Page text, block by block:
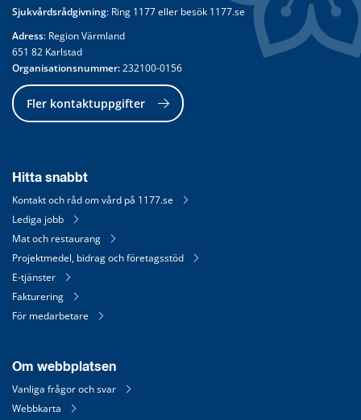
Sjukvårdsrådgivning: Ring 1177 eller besök 1177.se
Adress: Region Värmland
651 82 Karlstad
Organisationsnummer: 232100-0156
Fler kontaktuppgifter
Hitta snabbt
Kontakt och råd om vård på 1177.se
Lediga jobb
Mat och restaurang
Projektmedel, bidrag och företagsstöd
E-tjänster
Fakturering
För medarbetare
Om webbplatsen
Vanliga frågor och svar
Webbkarta